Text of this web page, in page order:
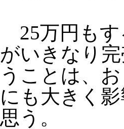
25万円もす
がいきなり
うことは、
にも大きく
思う。